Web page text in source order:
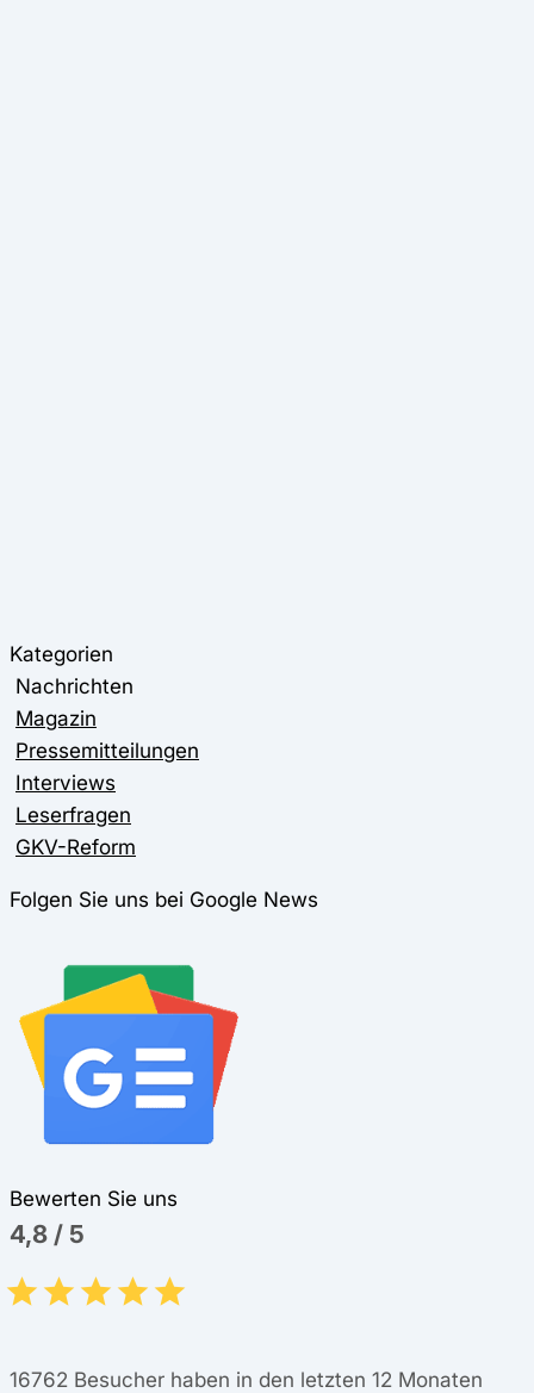
Kategorien
Nachrichten
Magazin
Pressemitteilungen
Interviews
Leserfragen
GKV-Reform
Folgen Sie uns bei Google News
Bewerten Sie uns
4,8 / 5
16762 Besucher haben in den letzten 12 Monaten